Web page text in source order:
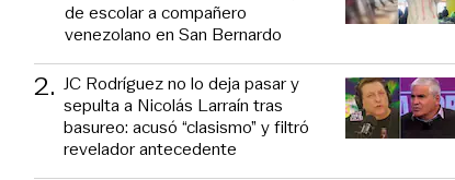
de escolar a compañero
venezolano en San Bernardo
2. JC Rodríguez no lo deja pasar y
sepulta a Nicolás Larraín tras
basureo: acusó “clasismo” y filtró
revelador antecedente